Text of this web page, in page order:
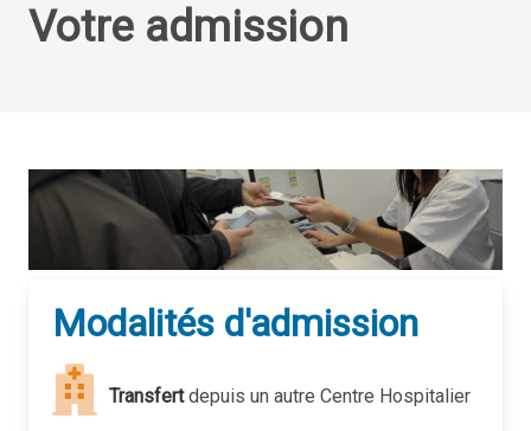
Votre admission
Modalités d'admission
Transfertdepuis un autre Centre Hospitalier